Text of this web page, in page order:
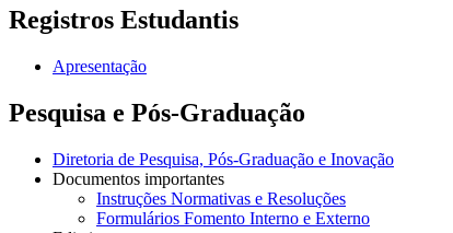
Registros Estudantis
Apresentação
Pesquisa e Pós-Graduação
Diretoria de Pesquisa, Pós-Graduação e Inovação
Documentos importantes
Instruções Normativas e Resoluções
Formulários Fomento Interno e Externo